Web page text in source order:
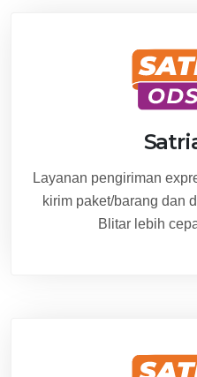
Layanan pengiriman
kirim paket/barang dan
Blitar lebih